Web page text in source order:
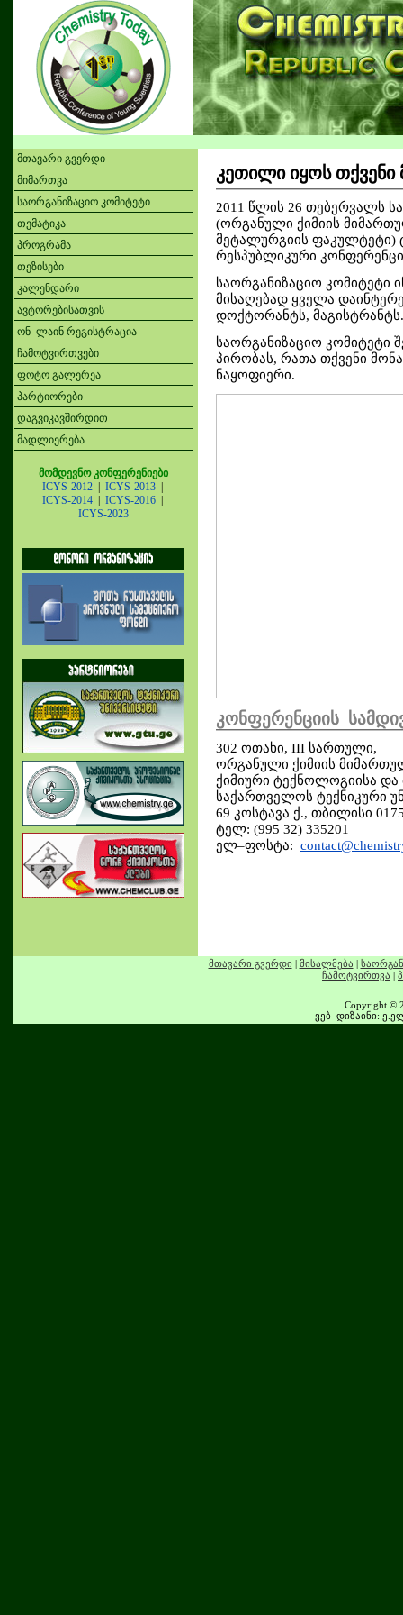
მთავარი გვერდი
მიმართვა
საორგანიზაციო კომიტეტი
თემატიკა
პროგრამა
თეზისები
კალენდარი
ავტორებისათვის
ონ–ლაინ რეგისტრაცია
ჩამოტვირთვები
ფოტო გალერეა
პარტიორები
დაგვიკავშირდით
მადლიერება
მომდევნო კონფერენიები
ICYS-2012| ICYS-2013|
ICYS-2014| ICYS-2016|
ICYS-2023
კეთილი იყოს თქვენი
2011 წლის 26 თებერვალს
(ორგანული ქიმიის
მეტალურგიის ფაკულტეტი)
რესპუბლიკური
საორგანიზაციო კომიტეტი
მისაღებად ყველა
დოქტორანტს, მაგისტრანტს.
საორგანიზაციო კომიტეტი
პირობას, რათა თქვენი
ნაყოფიერი.
კონფერენციის
302 ოთახი, III სართული,
ორგანული ქიმიის
ქიმიური ტექნოლოგიისა
საქართველოს ტექნიკური
69 კოსტავა ქ., თბილისი
ტელ: (995 32) 335201
ელ–ფოსტა:
მთავარი გვერდი | მისალმება |
ჩამოტვირთვა |
Copyright ©
ვებ–დიზაინი: